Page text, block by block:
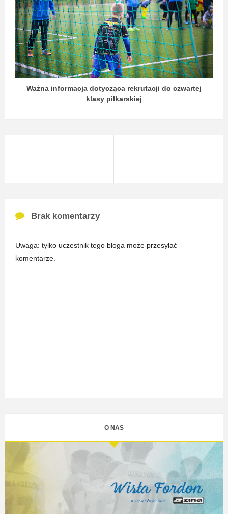
Ważna informacja dotycząca rekrutacji do czwartej
klasy piłkarskiej
Brak komentarzy
Uwaga: tylko uczestnik tego bloga może przesyłać
komentarze.
O NAS